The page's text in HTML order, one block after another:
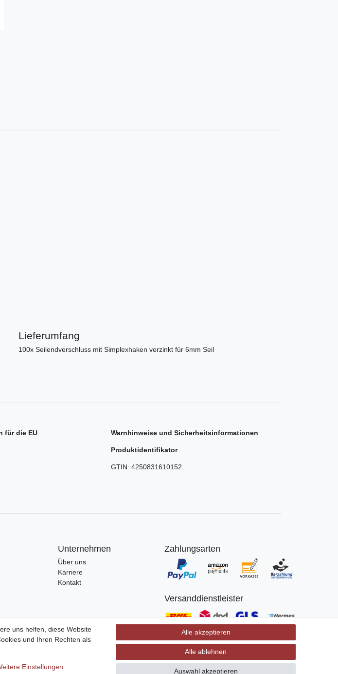
Lieferumfang
100x Seilendverschluss mit Simplexhaken verzinkt für 6mm Seil
für die EU Warnhinweise und Sicherheitsinformationen
Produktidentifikator
GTIN: 4250831610152
Unternehmen
Über uns
Karriere
Kontakt
Zahlungsarten
Versanddienstleister
uns helfen, diese Website
und Ihren Rechten als
Einstellungen
Alle akzeptieren
Alle ablehnen
Auswahl akzeptieren